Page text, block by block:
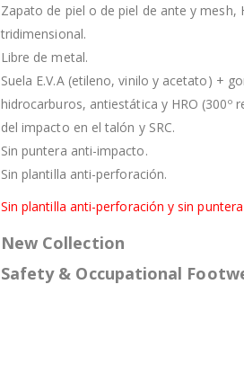
Zapato de piel o de piel de ante y mesh,
tridimensional.
Libre de metal.
Suela E.V.A (etileno, vinilo y acetato) +
hidrocarburos, antiestática y HRO (300º
del impacto en el talón y SRC.
Sin puntera anti-impacto.
Sin plantilla anti-perforación.
Sin plantilla anti-perforación y sin
New Collection
Safety & Occupational